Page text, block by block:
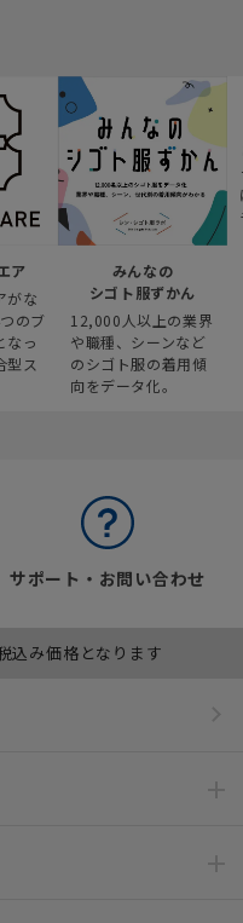
ア
がな
のブ
なっ
型ス
みんなの
シゴト服ずかん
12,000人以上の業界
や職種、シーンなど
のシゴト服の着用傾
向をデータ化。
サポート・お問い合わせ
込み価格となります